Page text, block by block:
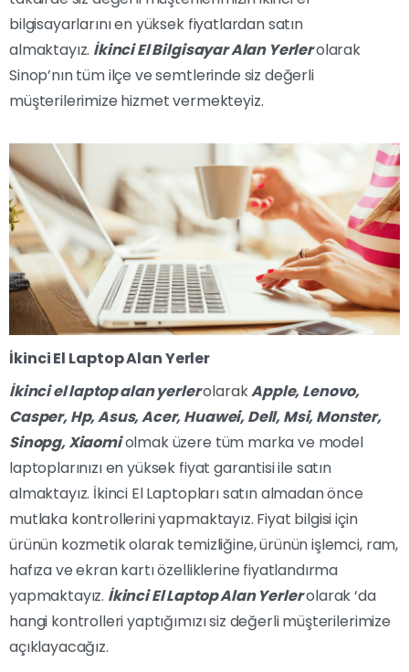
bilgisayarlarını en yüksek fiyatlardan satın
almaktayız. İkinci El Bilgisayar Alan Yerlerolarak
Sinop’nın tüm ilçe ve semtlerinde siz değerli
müşterilerimize hizmet vermekteyiz.
İkinci El Laptop Alan Yerler
İkinci el laptop alan yerlerolarakApple, Lenovo,
Casper, Hp, Asus, Acer, Huawei, Dell, Msi, Monster,
Sinopg, Xiaomiolmak üzere tüm marka ve model
laptoplarınızı en yüksek fiyat garantisi ile satın
almaktayız. İkinci El Laptopları satın almadan önce
mutlaka kontrollerini yapmaktayız. Fiyat bilgisi için
ürünün kozmetik olarak temizliğine, ürünün işlemci, ram,
hafıza ve ekran kartı özelliklerine fiyatlandırma
yapmaktayız. İkinci El Laptop Alan Yerlerolarak ‘da
hangi kontrolleri yaptığımızı siz değerli müşterilerimize
açıklayacağız.